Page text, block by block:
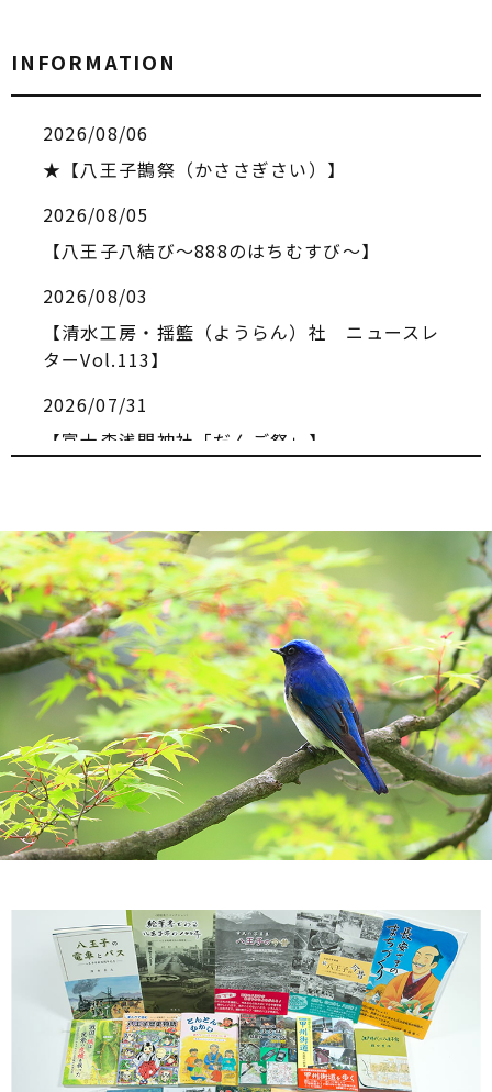
INFORMATION
2026/08/06
★【八王子鵲祭（かささぎさい）】
2026/08/05
【八王子八結び～888のはちむすび～】
2026/08/03
【清水工房・揺籃（ようらん）社 ニュースレ
ターVol.113】
2026/07/31
【富士森浅間神社「だんご祭」】
2026/07/28
★【7/29水 「たまエリア本づくりマルシェ」
を開催します！】
2026/07/27
【上映会「遠い山なみの光」】
2026/07/24
【2026 第１回語学ボランティア研修会「AI×
人間の力」でさらに伝わる～AI翻訳の賢い使い
方と、気をつけたい落とし穴～】
【多摩エリア本づくりマルシェの記事】
2026/07/22
【第120回世界の人とふれあいタイム「南アフ
リカの話」】